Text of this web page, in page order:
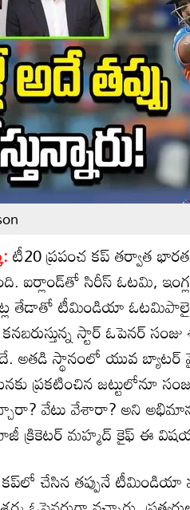
టీ20 ప్రపంచ కప్ తర్వాత భారత
ఐర్లాండ్‌తో సిరీస్ ఓటమి,
తేడాతో టీమిండియా
స్టార్ ఓపెనర్
అతడి స్థానంలో యువ బ్యాటర్
ప్రకటించిన జట్టులోనూ
వేటు వేశారా? అని
మహ్మద్ కైఫ్ ఈ
కప్‌లో చేసిన తప్పునే టీమిండియా